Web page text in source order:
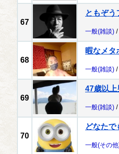
67
ともぞう
一般(雑談) /
68
暇なメタ
一般(雑談) /
69
47歳以上
一般(雑談) /
70
どなたで
一般(その